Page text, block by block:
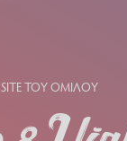
SITE ΤΟΥ ΟΜΙΛΟΥ